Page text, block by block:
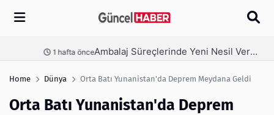
Arama
Ambalaj Süreçlerinde Yeni Nesil Verimliliği Olimpack ile Yakalayın 2 hafta önce
Home Dünya Orta Batı Yunanistan'da Deprem Meydana Geldi
Orta Batı Yunanistan'da Deprem